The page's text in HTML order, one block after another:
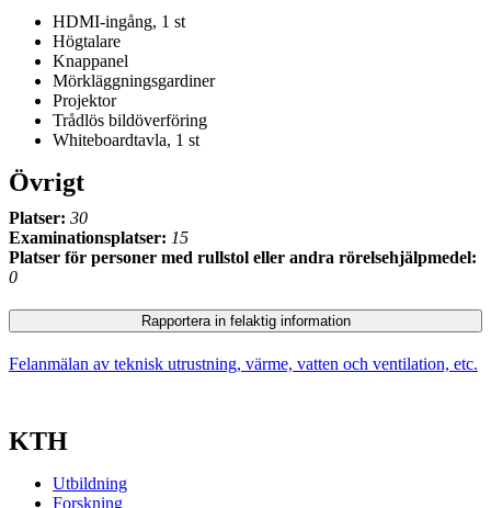
HDMI-ingång, 1 st
Högtalare
Knappanel
Mörkläggningsgardiner
Projektor
Trådlös bildöverföring
Whiteboardtavla, 1 st
Övrigt
Platser: 30
Examinationsplatser: 15
Platser för personer med rullstol eller andra rörelsehjälpmedel:
0
Rapportera in felaktig information
Felanmälan av teknisk utrustning, värme, vatten och ventilation, etc.
KTH
Utbildning
Forskning